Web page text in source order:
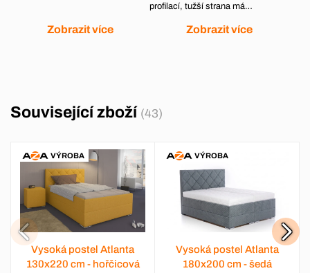
Zobrazit více
profilací, tužší strana má…
Zobrazit více
Související zboží (43)
VÝROBA
Vysoká postel Atlanta
130x220 cm - hořčicová
VÝROBA
Vysoká postel Atlanta
180x200 cm - šedá